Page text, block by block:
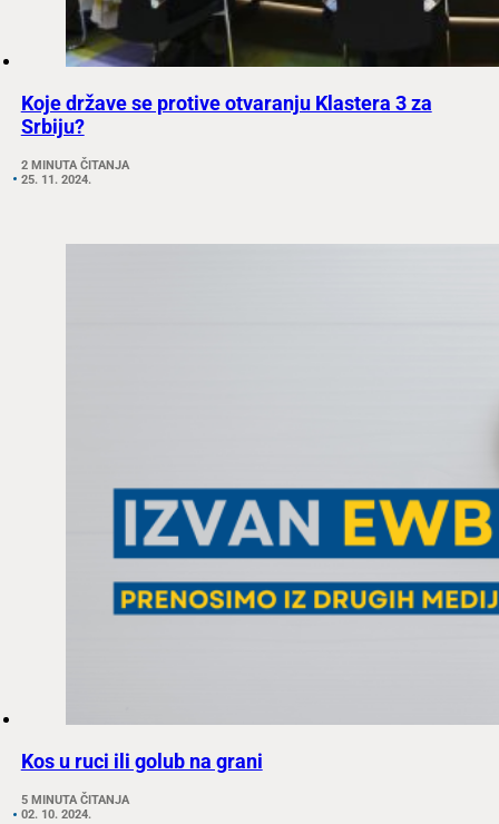
Koje države se protive otvaranju Klastera 3 za
Srbiju?
2 MINUTA ČITANJA
25. 11. 2024.
Kos u ruci ili golub na grani
5 MINUTA ČITANJA
02. 10. 2024.